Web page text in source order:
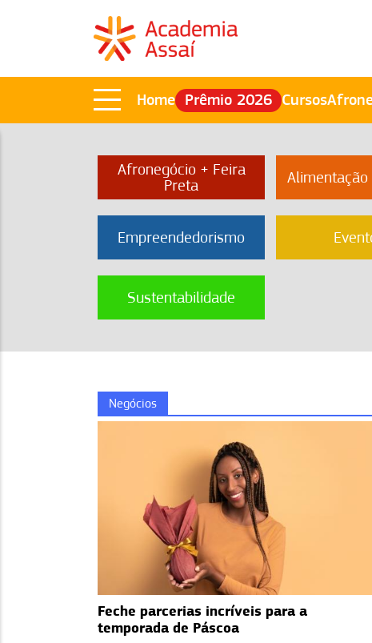
Home Prêmio 2026 Cursos
Afronegócio + Feira
Preta
Alimentação
Empreendedorismo
Sustentabilidade
Negócios
Feche parcerias incríveis para a
temporada de Páscoa